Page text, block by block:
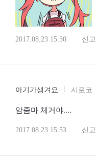
2017.08.23 15:30 신고
아기가생겨요 시로코
암줌마 체거야....
2017.08.23 15:53 신고